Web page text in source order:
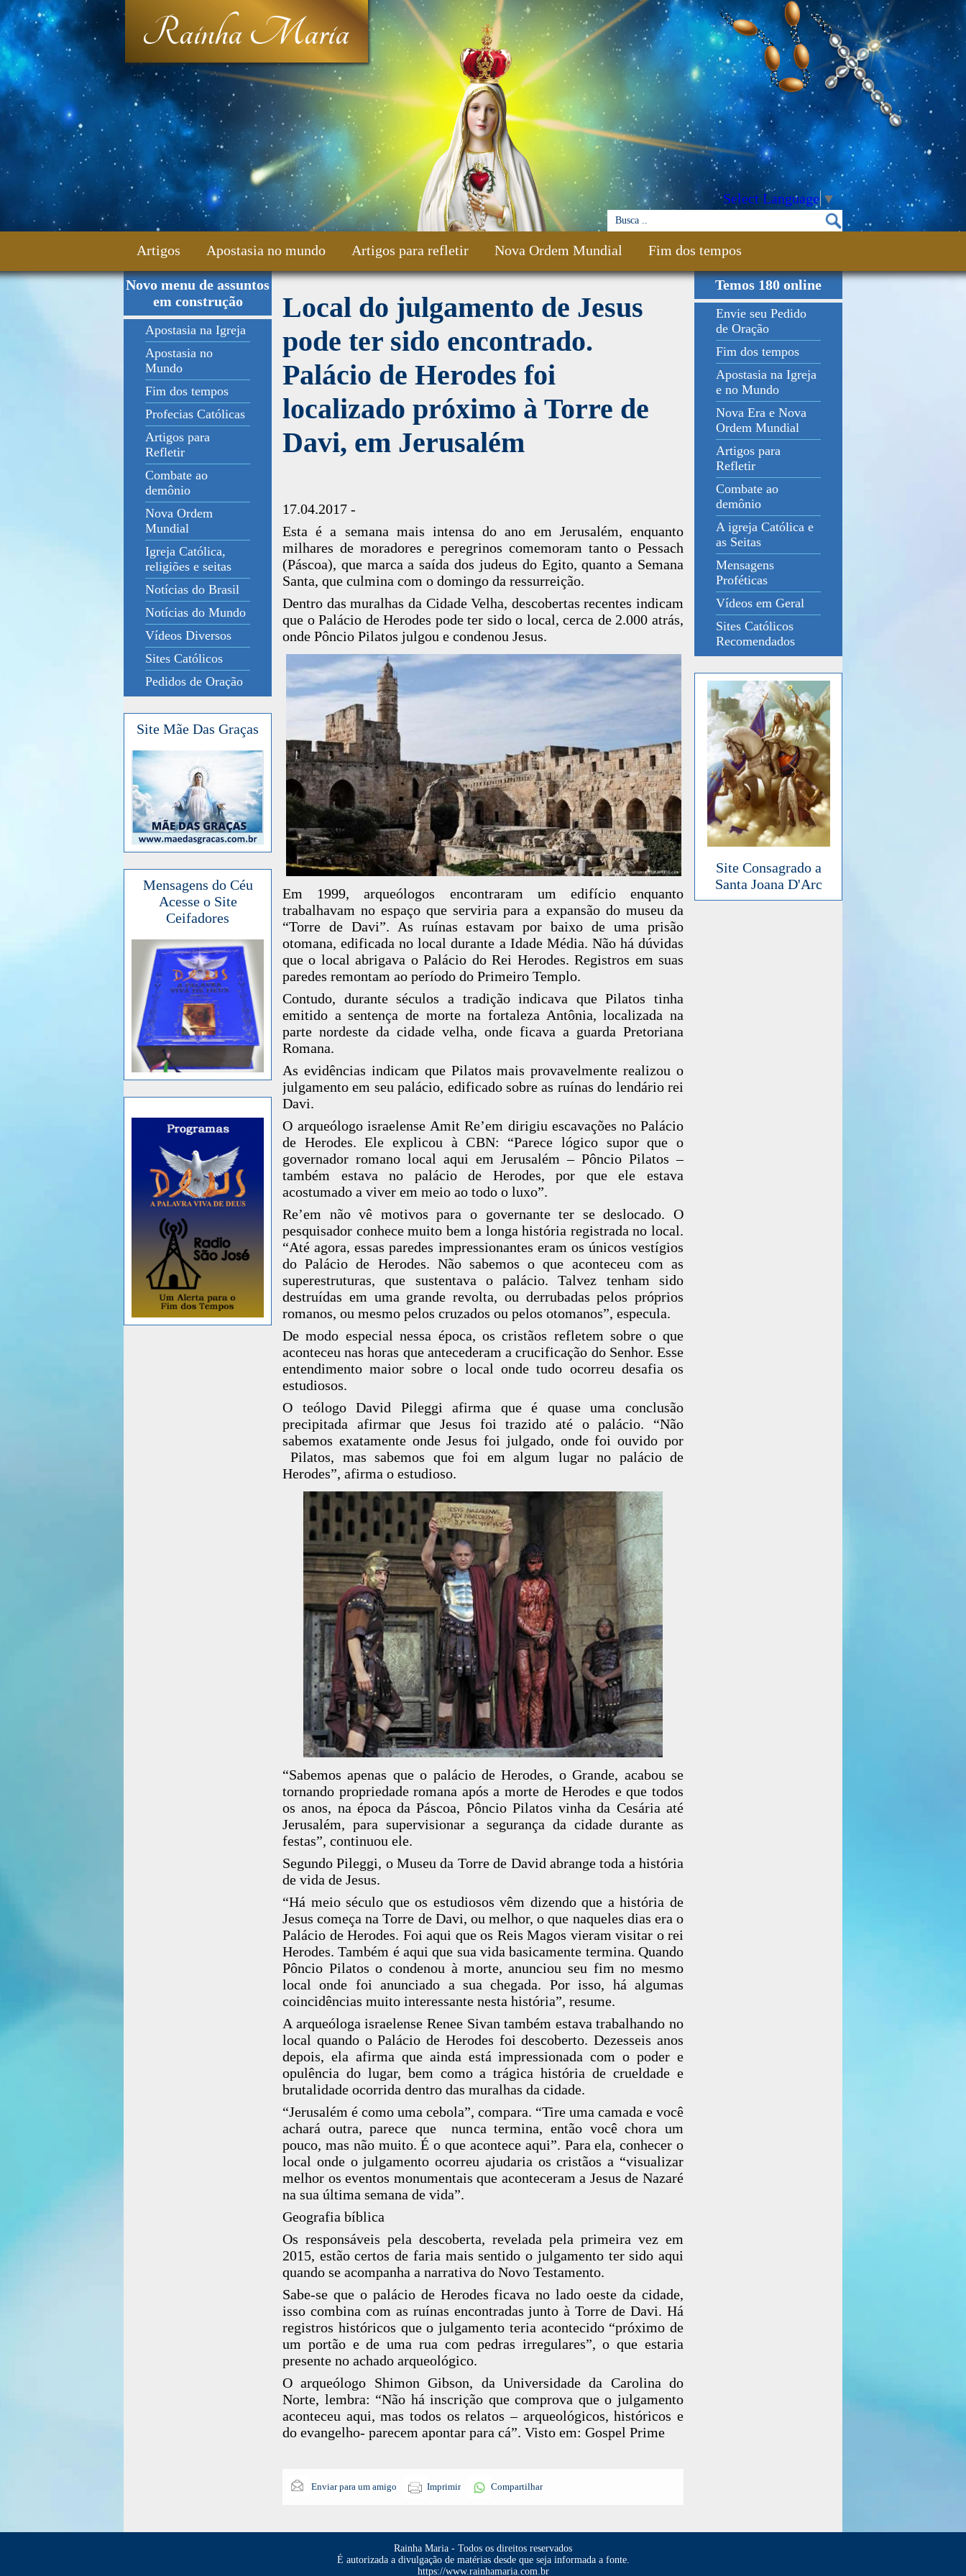
Rainha Maria
Select Language ▼
Artigos Apostasia no mundo Artigos para refletir Nova Ordem Mundial Fim dos tempos
Fale Conosco
Novo menu de assuntos
em construção
Apostasia na Igreja
Apostasia no
Mundo
Fim dos tempos
Profecias Católicas
Artigos para
Refletir
Combate ao
demônio
Nova Ordem
Mundial
Igreja Católica,
religiões e seitas
Notícias do Brasil
Notícias do Mundo
Vídeos Diversos
Sites Católicos
Pedidos de Oração
Site Mãe Das Graças
Mensagens do Céu
Acesse o Site
Ceifadores
Local do julgamento de Jesus
pode ter sido encontrado.
Palácio de Herodes foi
localizado próximo à Torre de
Davi, em Jerusalém
17.04.2017 -
Esta é a semana mais intensa do ano em Jerusalém, enquanto
milhares de moradores e peregrinos comemoram tanto o Pessach
(Páscoa), que marca a saída dos judeus do Egito, quanto a Semana
Santa, que culmina com o domingo da ressurreição.
Dentro das muralhas da Cidade Velha, descobertas recentes indicam
que o Palácio de Herodes pode ter sido o local, cerca de 2.000 atrás,
onde Pôncio Pilatos julgou e condenou Jesus.
Em 1999, arqueólogos encontraram um edifício enquanto
trabalhavam no espaço que serviria para a expansão do museu da
“Torre de Davi”. As ruínas estavam por baixo de uma prisão
otomana, edificada no local durante a Idade Média. Não há dúvidas
que o local abrigava o Palácio do Rei Herodes. Registros em suas
paredes remontam ao período do Primeiro Templo.
Contudo, durante séculos a tradição indicava que Pilatos tinha
emitido a sentença de morte na fortaleza Antônia, localizada na
parte nordeste da cidade velha, onde ficava a guarda Pretoriana
Romana.
As evidências indicam que Pilatos mais provavelmente realizou o
julgamento em seu palácio, edificado sobre as ruínas do lendário rei
Davi.
O arqueólogo israelense Amit Re’em dirigiu escavações no Palácio
de Herodes. Ele explicou à CBN: “Parece lógico supor que o
governador romano local aqui em Jerusalém – Pôncio Pilatos –
também estava no palácio de Herodes, por que ele estava
acostumado a viver em meio ao todo o luxo”.
Re’em não vê motivos para o governante ter se deslocado. O
pesquisador conhece muito bem a longa história registrada no local.
“Até agora, essas paredes impressionantes eram os únicos vestígios
do Palácio de Herodes. Não sabemos o que aconteceu com as
superestruturas, que sustentava o palácio. Talvez tenham sido
destruídas em uma grande revolta, ou derrubadas pelos próprios
romanos, ou mesmo pelos cruzados ou pelos otomanos”, especula.
De modo especial nessa época, os cristãos refletem sobre o que
aconteceu nas horas que antecederam a crucificação do Senhor. Esse
entendimento maior sobre o local onde tudo ocorreu desafia os
estudiosos.
O teólogo David Pileggi afirma que é quase uma conclusão
precipitada afirmar que Jesus foi trazido até o palácio. “Não
sabemos exatamente onde Jesus foi julgado, onde foi ouvido por
Pilatos, mas sabemos que foi em algum lugar no palácio de
Herodes”, afirma o estudioso.
“Sabemos apenas que o palácio de Herodes, o Grande, acabou se
tornando propriedade romana após a morte de Herodes e que todos
os anos, na época da Páscoa, Pôncio Pilatos vinha da Cesária até
Jerusalém, para supervisionar a segurança da cidade durante as
festas”, continuou ele.
Segundo Pileggi, o Museu da Torre de David abrange toda a história
de vida de Jesus.
“Há meio século que os estudiosos vêm dizendo que a história de
Jesus começa na Torre de Davi, ou melhor, o que naqueles dias era o
Palácio de Herodes. Foi aqui que os Reis Magos vieram visitar o rei
Herodes. Também é aqui que sua vida basicamente termina. Quando
Pôncio Pilatos o condenou à morte, anunciou seu fim no mesmo
local onde foi anunciado a sua chegada. Por isso, há algumas
coincidências muito interessante nesta história”, resume.
A arqueóloga israelense Renee Sivan também estava trabalhando no
local quando o Palácio de Herodes foi descoberto. Dezesseis anos
depois, ela afirma que ainda está impressionada com o poder e
opulência do lugar, bem como a trágica história de crueldade e
brutalidade ocorrida dentro das muralhas da cidade.
“Jerusalém é como uma cebola”, compara. “Tire uma camada e você
achará outra, parece que nunca termina, então você chora um
pouco, mas não muito. É o que acontece aqui”. Para ela, conhecer o
local onde o julgamento ocorreu ajudaria os cristãos a “visualizar
melhor os eventos monumentais que aconteceram a Jesus de Nazaré
na sua última semana de vida”.
Geografia bíblica
Os responsáveis pela descoberta, revelada pela primeira vez em
2015, estão certos de faria mais sentido o julgamento ter sido aqui
quando se acompanha a narrativa do Novo Testamento.
Sabe-se que o palácio de Herodes ficava no lado oeste da cidade,
isso combina com as ruínas encontradas junto à Torre de Davi. Há
registros históricos que o julgamento teria acontecido “próximo de
um portão e de uma rua com pedras irregulares”, o que estaria
presente no achado arqueológico.
O arqueólogo Shimon Gibson, da Universidade da Carolina do
Norte, lembra: “Não há inscrição que comprova que o julgamento
aconteceu aqui, mas todos os relatos – arqueológicos, históricos e
do evangelho- parecem apontar para cá”. Visto em: Gospel Prime
Enviar para um amigo Imprimir Compartilhar
Temos 180 online
Envie seu Pedido
de Oração
Fim dos tempos
Apostasia na Igreja
e no Mundo
Nova Era e Nova
Ordem Mundial
Artigos para
Refletir
Combate ao
demônio
A igreja Católica e
as Seitas
Mensagens
Proféticas
Vídeos em Geral
Sites Católicos
Recomendados
Site Consagrado a
Santa Joana D'Arc
Rainha Maria - Todos os direitos reservados
É autorizada a divulgação de matérias desde que seja informada a fonte.
https://www.rainhamaria.com.br